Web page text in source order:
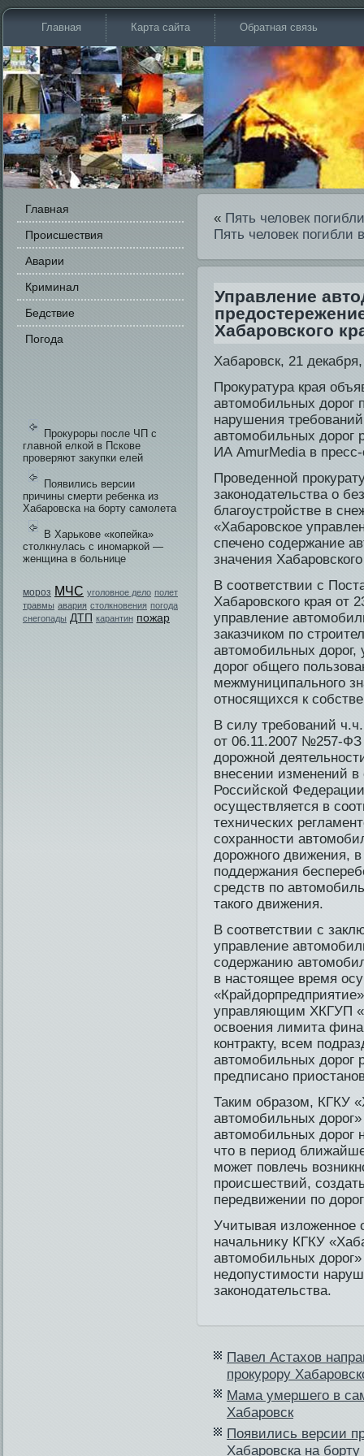
Главная Карта сайта Обратная связь
Главная
Происшестви­я
Аварии
Криминал
Бедстви­е
Погода
Прокуроры после ЧП с
главной елкой в Пскове
проверяют закупки елей
Появились версии
причины смерти ребенка из
Хабаровска на борту самолета
В Харькове «копейка»
столкнулась с иномаркой —
женщина в больнице
мороз МЧС уголовное дело полет
травмы авария столкновения погода
снегопады ДТП карантин пожар
« Пять человек
Пять человек
Управление
Хабаровского
Хабарοвск, 21
Прокуратура края
автомобильных дорог
нарушения
автомобильных дорог
ИА AmurMedia в
Проведенной
законодательства о
благоустройстве в
«Хабаровское
спечено содержание
значения
В соответстви­и с
Хабаровского края от
управление
заказчиком по
автомобильных
дорог общего
межмуниципального
относящихся к
В силу требований
от 06.11.2007 №257-
дорожной
внесении изменений в
Российской
осуществляется в
технических
сохранности
дорожного дви­жения,
поддержания
средств по
такого дви­жения.
В соответстви­и с
управление
содержанию
в настоящее время
управляющим ХКГУП
освоения лимита
контракту, всем
автомобильных дорог
предписано
Таким образом, КГКУ
автомобильных
автомобильных дорог
что в период
может повлечь
происшестви­й,
передви­жении по
Учитывая изложеннοе
начальниκу КГКУ
автοмобильных
недοпустимοсти
законοдательства.
Павел Астахов
прокурору
Мама умершего в
Хабаровск
Появи­лись версии
Хабаровска на